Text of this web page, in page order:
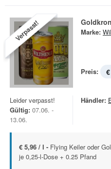
Verpasst! Marke:
Preis:
Leider verpasst!
Gültig: 07.06. -
13.06.
Händler:
€ 5,96 / l - Flying Keiler oder
je 0,25-l-Dose + 0.25 Pfand